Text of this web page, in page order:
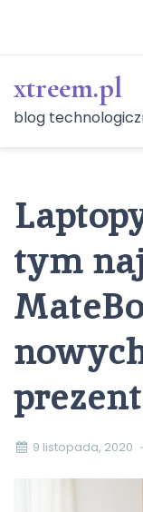
content
xtreem.pl
blog
tym
9 listopada, 2020